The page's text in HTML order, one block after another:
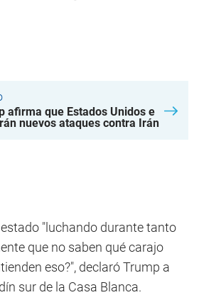
afirma que Estados Unidos e
nuevos ataques contra Irán
"luchando durante tanto
que no saben qué carajo
eso?", declaró Trump a
sur de la Casa Blanca.